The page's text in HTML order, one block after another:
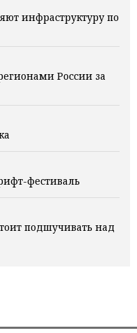
инфраструктуру по
России за
фестиваль
подшучивать над